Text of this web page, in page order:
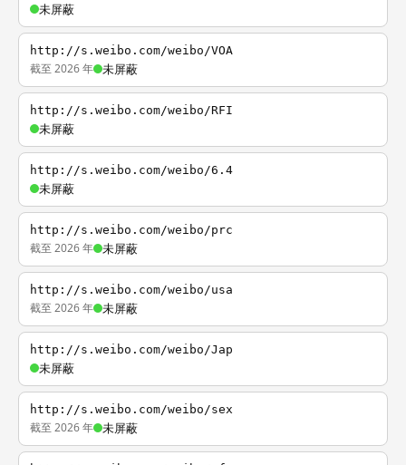
未屏蔽
http://s.weibo.com/weibo/VOA
截至 2026 年 未屏蔽
http://s.weibo.com/weibo/RFI
未屏蔽
http://s.weibo.com/weibo/6.4
未屏蔽
http://s.weibo.com/weibo/prc
截至 2026 年 未屏蔽
http://s.weibo.com/weibo/usa
截至 2026 年 未屏蔽
http://s.weibo.com/weibo/Jap
未屏蔽
http://s.weibo.com/weibo/sex
截至 2026 年 未屏蔽